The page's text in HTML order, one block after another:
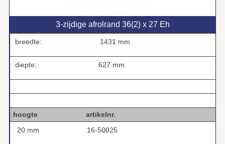
3‑zijdige afrolrand 36(2) x 27 Eh
breedte: 1431 mm
diepte: 627 mm
hoogte artikelnr.
20 mm
16-50025